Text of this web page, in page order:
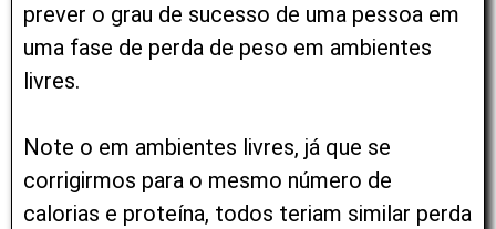
prever o grau de sucesso de uma pessoa em
uma fase de perda de peso em ambientes
livres.
Note o em ambientes livres, já que se
corrigirmos para o mesmo número de
calorias e proteína, todos teriam similar perda